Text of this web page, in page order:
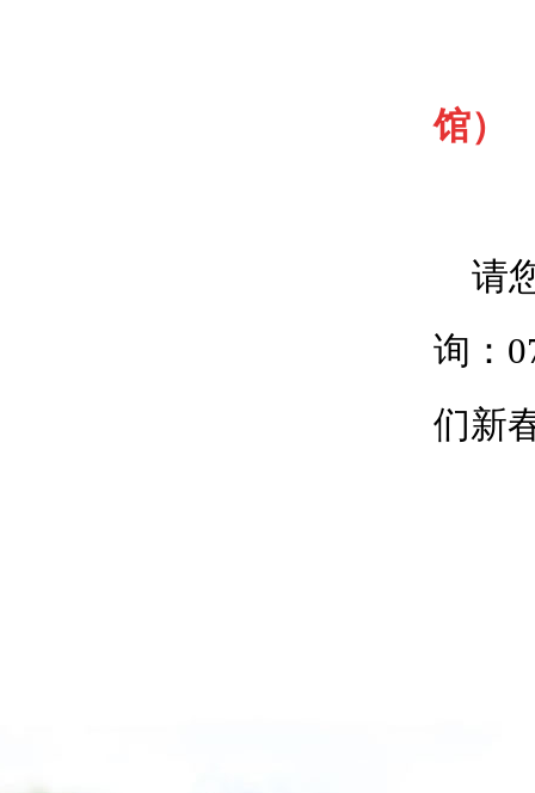
馆）
请
询：
们新